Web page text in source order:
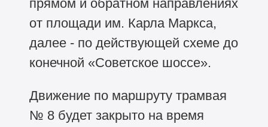
прямом и обратном направлениях
от площади им. Карла Маркса,
далее - по действующей схеме до
конечной «Советское шоссе».
Движение по маршруту трамвая
№ 8 будет закрыто на время